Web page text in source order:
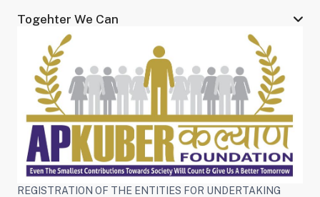
Togehter We Can
REGISTRATION OF THE ENTITIES FOR UNDERTAKING